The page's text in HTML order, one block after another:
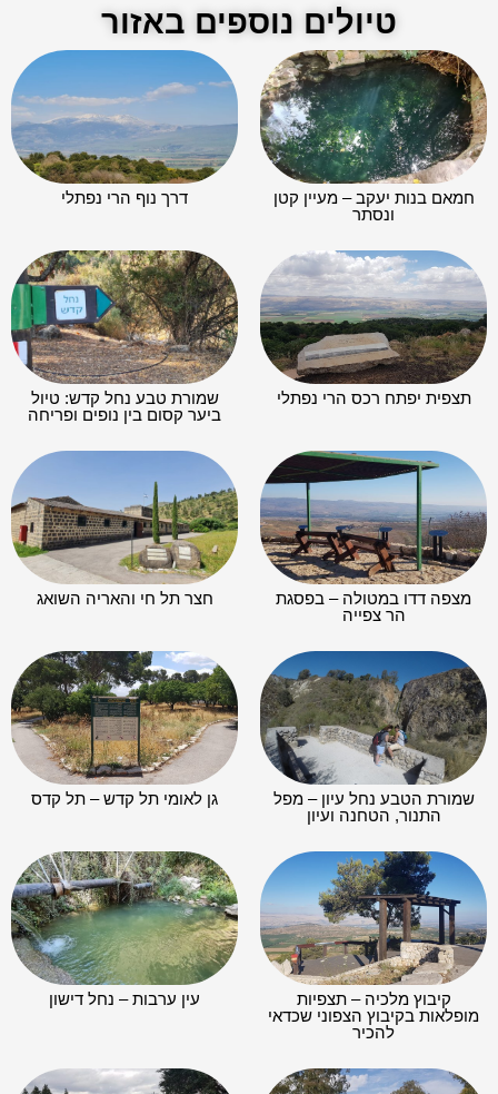
טיולים נוספים באזור
חמאם בנות יעקב – מעיין קטן
ונסתר​
דרך נוף הרי נפתלי
תצפית יפתח רכס הרי נפתלי
שמורת טבע נחל קדש: טיול
ביער קסום בין נופים ופריחה
מצפה דדו במטולה – בפסגת
הר צפייה
חצר תל חי והאריה השואג
שמורת הטבע נחל עיון – מפל
התנור, הטחנה ועיון
גן לאומי תל קדש – תל קדס
קיבוץ מלכיה – תצפיות
מופלאות בקיבוץ הצפוני שכדאי
להכיר
עין ערבות – נחל דישון